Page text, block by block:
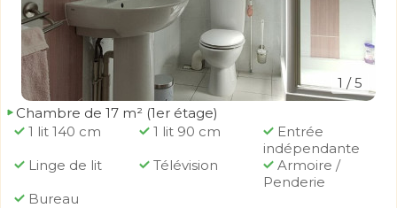
1 / 5
Chambre de 17 m² (1er étage)
1 lit 140 cm
1 lit 90 cm
Entrée
indépendante
Linge de lit
Télévision
Armoire /
Penderie
Bureau